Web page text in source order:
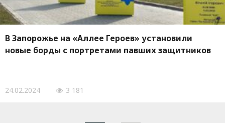
В Запорожье на «Аллее Героев» установили
новые борды с портретами павших защитников
24.02.2024 3 181